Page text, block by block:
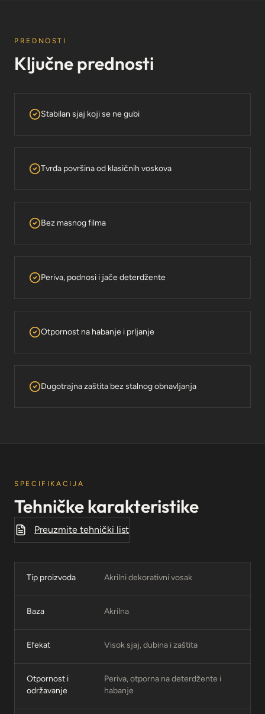
PREDNOSTI
Ključne prednosti
Stabilan sjaj koji se ne gubi
Tvrđa površina od klasičnih voskova
Bez masnog filma
Periva, podnosi i jače deterdžente
Otpornost na habanje i prljanje
Dugotrajna zaštita bez stalnog obnavljanja
SPECIFIKACIJA
Tehničke karakteristike
Preuzmite tehnički list
Tip proizvoda Akrilni dekorativni vosak
Baza Akrilna
Efekat Visok sjaj, dubina i zaštita
Otpornost i
održavanje
Periva, otporna na deterdžente i
habanje